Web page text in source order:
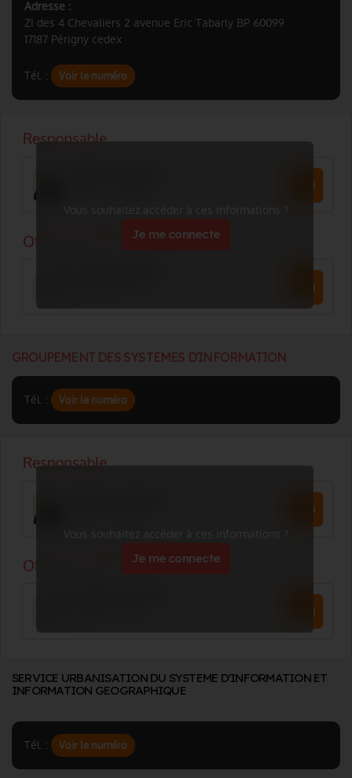
Adresse :
ZI des 4 Chevaliers 2 avenue Eric Tabarly BP 60099
17187 Périgny cedex
Tél. : Voir le numéro
Vous souhaitez accéder à ces informations ?
Je me connecte
GROUPEMENT DES SYSTEMES D'INFORMATION
Tél. : Voir le numéro
Vous souhaitez accéder à ces informations ?
Je me connecte
SERVICE URBANISATION DU SYSTEME D'INFORMATION ET
INFORMATION GEOGRAPHIQUE
Tél. : Voir le numéro